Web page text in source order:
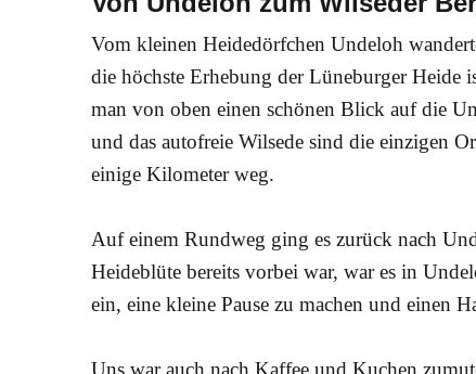
Vom kleinen Heidedörfchen Undeloh
die höchste Erhebung der Lüneburger Heide
man von oben einen schönen Blick auf die
und das autofreie Wilsede sind die einzigen
einige Kilometer weg.
Auf einem Rundweg ging es zurück nach
Heideblüte bereits vorbei war, war es in
ein, eine kleine Pause zu machen und einen
Uns war auch nach Kaffee und Kuchen